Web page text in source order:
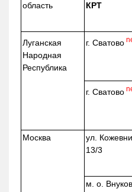
область
КРТ
Луганская
Народная
Республика
г. Сватово
г. Сватово
Москва ул.
13/3
м. о.